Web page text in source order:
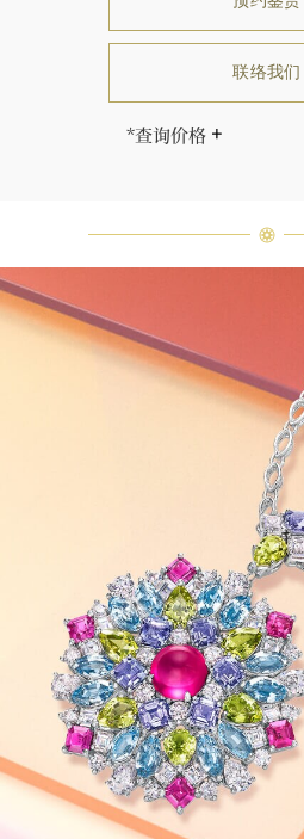
联络我们
*查询价格
宝石皆与众不同而采用
式，重量和宝石的等级